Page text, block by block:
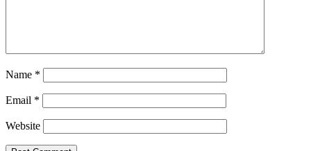
Name *
Email *
Website